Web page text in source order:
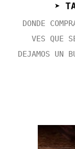
➤
DONDE
VES QUE
DEJAMOS UN